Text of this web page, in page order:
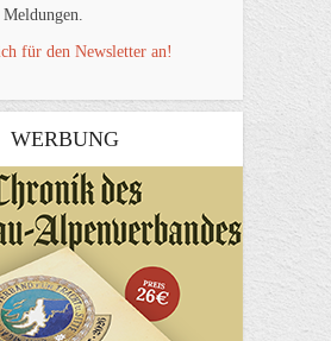
für den Newsletter an!
WERBUNG